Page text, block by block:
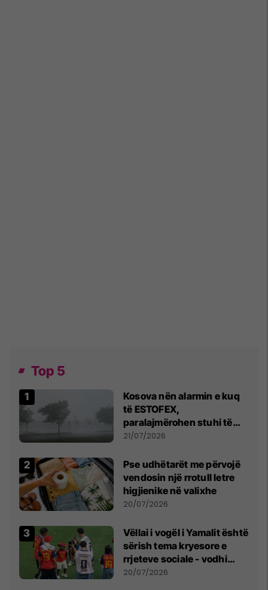
Top 5
Kosova nën alarmin e kuq
të ESTOFEX,
paralajmërohen stuhi të
fuqishme me breshër dhe
21/07/2026
Pse udhëtarët me përvojë
vendosin një rrotull letre
higjienike në valixhe
20/07/2026
Vëllai i vogël i Yamalit është
sërish tema kryesore e
rrjeteve sociale - vodhi
vëmendjen pas finales së
20/07/2026